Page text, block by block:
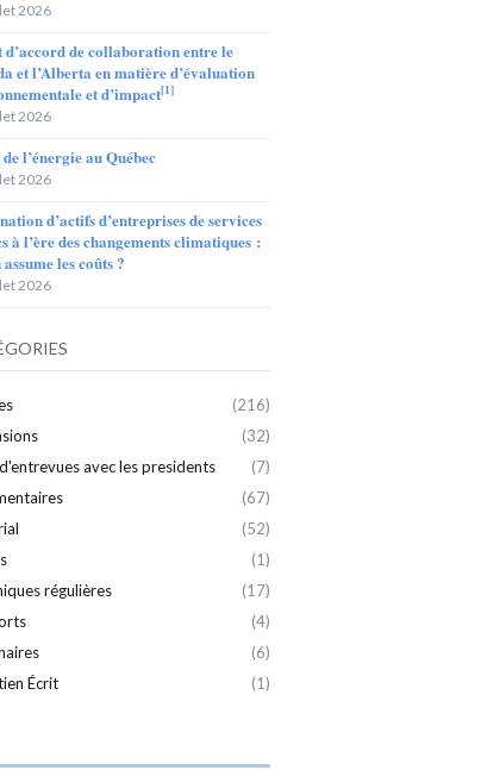
2026
d’accord de collaboration entre le
et l’Alberta en matière d’évaluation
et d’impact[1]
2026
l’énergie au Québec
2026
d’actifs d’entreprises de services
à l’ère des changements climatiques :
les coûts ?
2026
(216)
(32)
avec les presidents
(7)
(67)
(52)
(1)
régulières
(17)
(4)
(6)
Écrit
(1)